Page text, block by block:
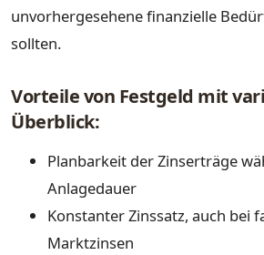
unvorhergesehene finanzielle
sollten.
Vorteile von Festgeld mit
Überblick:
Planbarkeit der Zinserträge
Anlagedauer
Konstanter Zinssatz, auch bei
Marktzinsen